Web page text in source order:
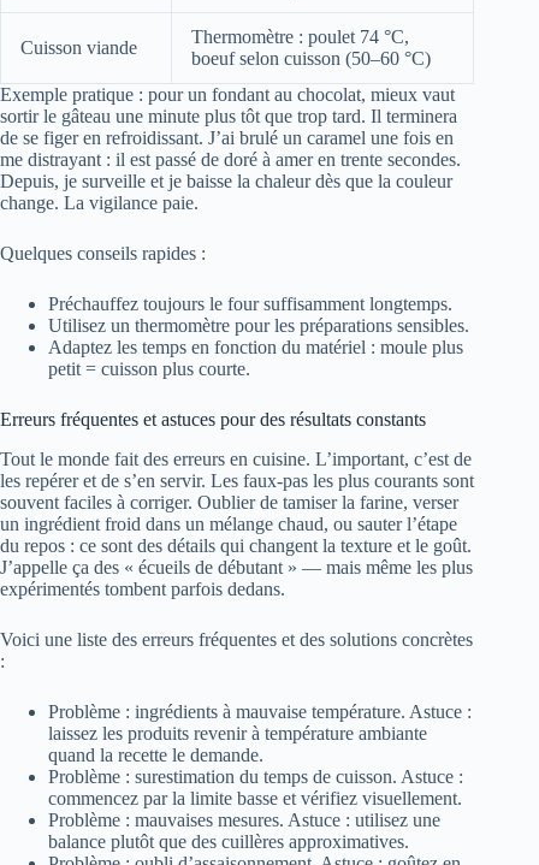
Cuisson viande
Thermomètre : poulet 74 °C,
boeuf selon cuisson (50–60 °C)
Exemple pratique : pour un fondant au chocolat, mieux vaut
sortir le gâteau une minute plus tôt que trop tard. Il terminera
de se figer en refroidissant. J’ai brulé un caramel une fois en
me distrayant : il est passé de doré à amer en trente secondes.
Depuis, je surveille et je baisse la chaleur dès que la couleur
change. La vigilance paie.
Quelques conseils rapides :
Préchauffez toujours le four suffisamment longtemps.
Utilisez un thermomètre pour les préparations sensibles.
Adaptez les temps en fonction du matériel : moule plus
petit = cuisson plus courte.
Erreurs fréquentes et astuces pour des résultats constants
Tout le monde fait des erreurs en cuisine. L’important, c’est de
les repérer et de s’en servir. Les faux-pas les plus courants sont
souvent faciles à corriger. Oublier de tamiser la farine, verser
un ingrédient froid dans un mélange chaud, ou sauter l’étape
du repos : ce sont des détails qui changent la texture et le goût.
J’appelle ça des « écueils de débutant » — mais même les plus
expérimentés tombent parfois dedans.
Voici une liste des erreurs fréquentes et des solutions concrètes
:
Problème : ingrédients à mauvaise température. Astuce :
laissez les produits revenir à température ambiante
quand la recette le demande.
Problème : surestimation du temps de cuisson. Astuce :
commencez par la limite basse et vérifiez visuellement.
Problème : mauvaises mesures. Astuce : utilisez une
balance plutôt que des cuillères approximatives.